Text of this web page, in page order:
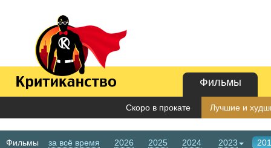
Фильмы
Скоро в прокате Лучшие и
Фильмы за всё время 2026 2025 2024 2023